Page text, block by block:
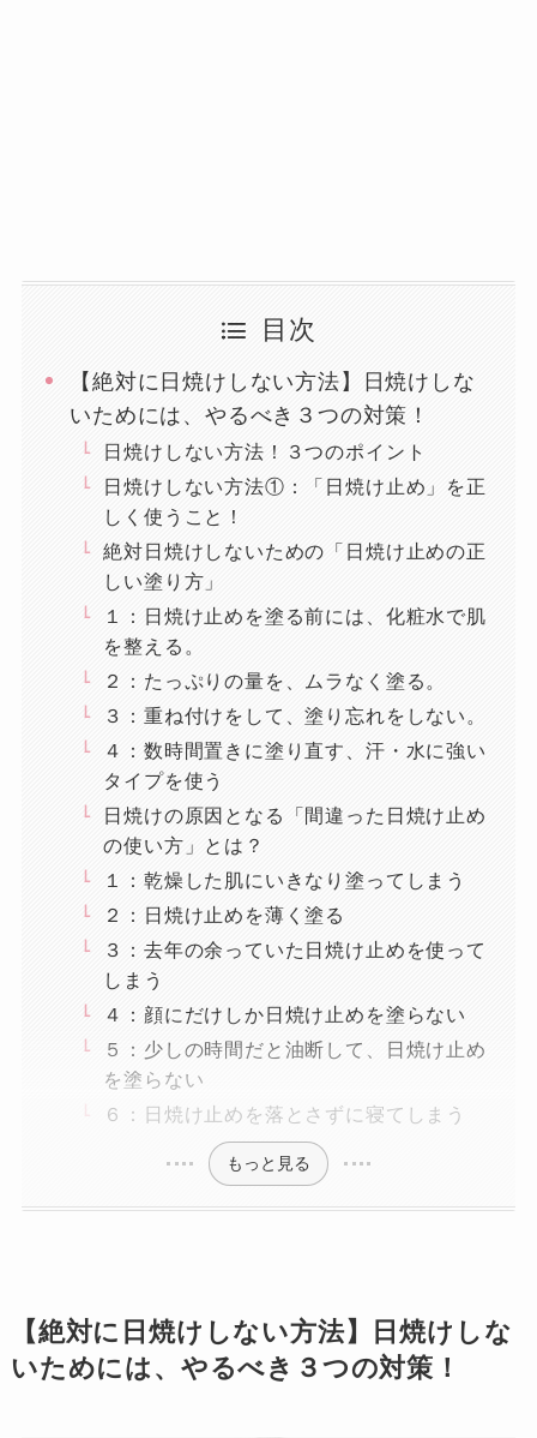
目次
【絶対に日焼けしない方法】日焼けしな
いためには、やるべき３つの対策！
日焼けしない方法！３つのポイント
日焼けしない方法①：「日焼け止め」を正
しく使うこと！
絶対日焼けしないための「日焼け止めの正
しい塗り方」
１：日焼け止めを塗る前には、化粧水で肌
を整える。
２：たっぷりの量を、ムラなく塗る。
３：重ね付けをして、塗り忘れをしない。
４：数時間置きに塗り直す、汗・水に強い
タイプを使う
日焼けの原因となる「間違った日焼け止め
の使い方」とは？
１：乾燥した肌にいきなり塗ってしまう
２：日焼け止めを薄く塗る
３：去年の余っていた日焼け止めを使って
しまう
４：顔にだけしか日焼け止めを塗らない
５：少しの時間だと油断して、日焼け止め
を塗らない
６：日焼け止めを落とさずに寝てしまう
もっと見る
【絶対に日焼けしない方法】日焼けしな
いためには、やるべき３つの対策！